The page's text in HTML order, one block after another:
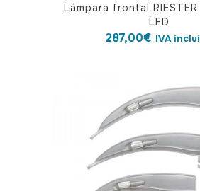
Lámpara frontal RIESTER
LED
287,00€ IVA